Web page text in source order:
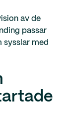
av de
passar
sysslar med